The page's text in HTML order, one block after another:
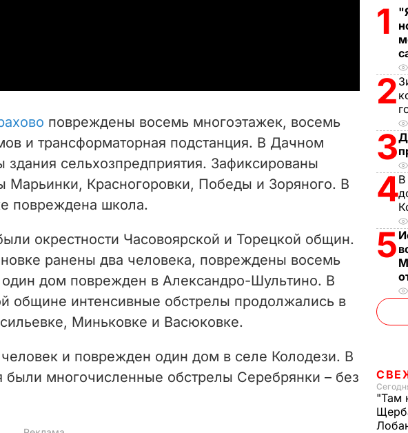
i
d
e
o
повреждены восемь многоэтажек, восемь
и трансформаторная подстанция. В Дачном
сельхозпредприятия. Зафиксированы
Марьинки, Красногоровки, Победы и Зоряного. В
повреждена школа.
окрестности Часовоярской и Торецкой общин.
ранены два человека, повреждены восемь
дом поврежден в Александро-Шультино. В
общине интенсивные обстрелы продолжались в
Миньковке и Васюковке.
и поврежден один дом в селе Колодези. В
были многочисленные обстрелы Серебрянки – без
1
2
3
4В
5
"Там